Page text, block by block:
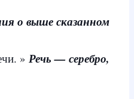
о выше сказанном
» Речь — серебро,